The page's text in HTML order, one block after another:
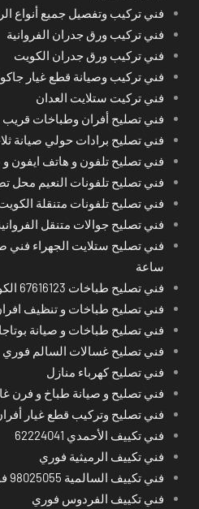
فني تركيب وتفصيل جميع أنواع
فني تركيب ورق جدران الفروانية
فني تركيب ورق جدران الكويت
فني تركيب وصيانة قطع غيار
فني تركيت ستلايت العدان
فني تصليح أفران وطباخات
فني تصليح برادات حولي صيانة
فني تصليح تلفون و هاتف ايفون
فني تصليح تلفونات النعيم محل
فني تصليح تلفونات متنقلة
فني تصليح جوالات متنقل
ساعة
فني تصليح طباخات 67616123 الكويت
فني تصليح طباخات و تنظيف
فني تصليح طباخات و صيانة
فني تصليح غسالات السالم فوري
فني تصليح كهرباء منازل
فني تصليح و صيانة طباخ و فرن
فني تصليح وتركيب قطع غيار
فني تكييف الأحمدي 62224041
فني تكييف الرميثية فوري
فني تكييف السالمية 98025055 فوري
فني تكييف الفردوس فوري